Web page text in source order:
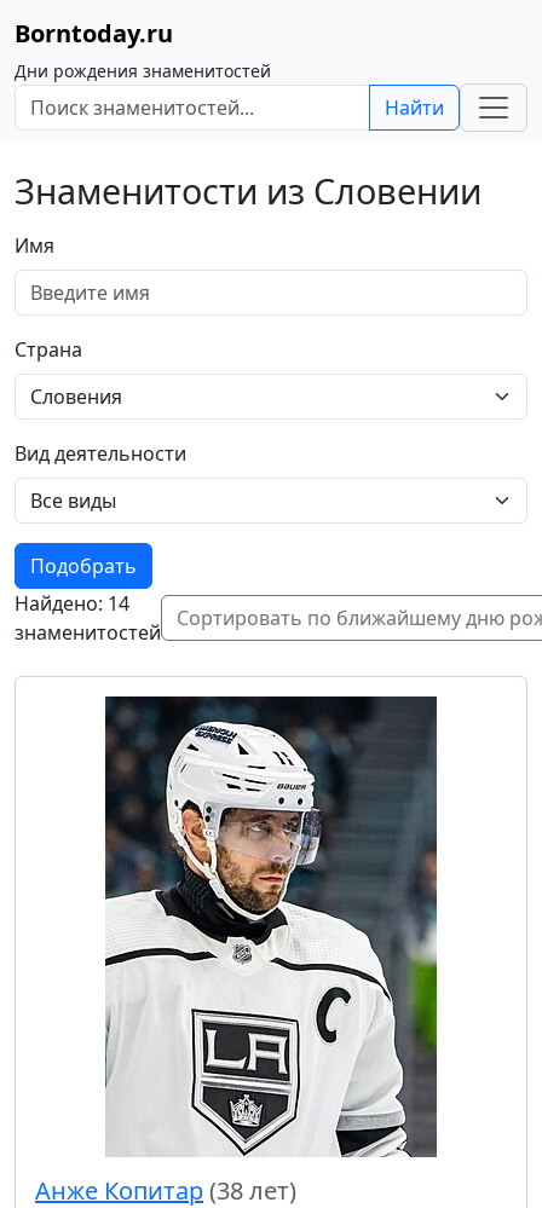
Borntoday.ru
Дни рождения знаменитостей
Найти
Знаменитости из Словении
Имя
Страна
Вид деятельности
Подобрать
Найдено: 14
знаменитостей
Сортировать по ближайшему дню
Анже Копитар(38 лет)